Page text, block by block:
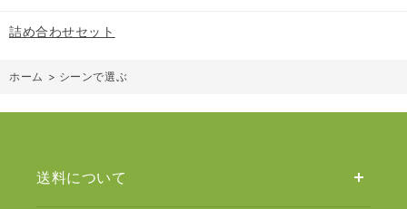
詰め合わせセット
ホーム > シーンで選ぶ
送料について